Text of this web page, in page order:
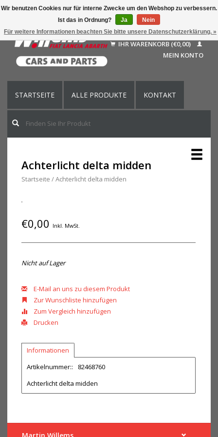
Nederlands
Français
English (US)
IHR WARENKORB (€0,00)
MEIN KONTO
STARTSEITE ALLE PRODUKTE KONTAKT
Achterlicht delta midden
Startseite /Achterlicht delta midden
€0,00 Inkl. MwSt.
Nicht auf Lager
E-Mail an uns zu diesem Produkt
Zur Wunschliste hinzufügen
Zum Vergleich hinzufügen
Drucken
Informationen
Artikelnummer::
82468760
Achterlicht delta midden
Wir benutzen Cookies nur für interne Zwecke um den Webshop zu verbessern.
Ist das in Ordnung?
Ja
Nein
Für weitere Informationen beachten Sie bitte unsere Datenschutzerklärung. »